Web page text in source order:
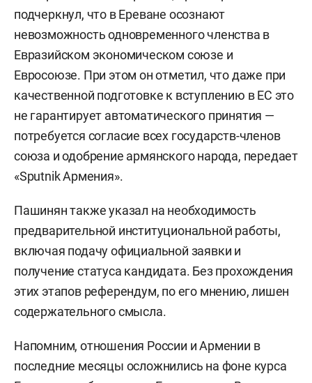
подчеркнул, что в Ереване осознают
невозможность одновременного членства в
Евразийском экономическом союзе и
Евросоюзе. При этом он отметил, что даже при
качественной подготовке к вступлению в ЕС это
не гарантирует автоматического принятия —
потребуется согласие всех государств-членов
союза и одобрение армянского народа, передает
«Sputnik Армения».
Пашинян также указал на необходимость
предварительной институциональной работы,
включая подачу официальной заявки и
получение статуса кандидата. Без прохождения
этих этапов референдум, по его мнению, лишен
содержательного смысла.
Напомним, отношения России и Армении в
последние месяцы осложнились на фоне курса